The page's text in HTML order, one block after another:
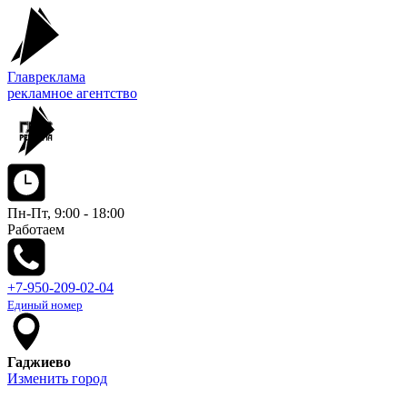
Главреклама
рекламное агентство
Пн-Пт, 9:00 - 18:00
Работаем
+7-950-209-02-04
Единый номер
Гаджиево
Изменить город